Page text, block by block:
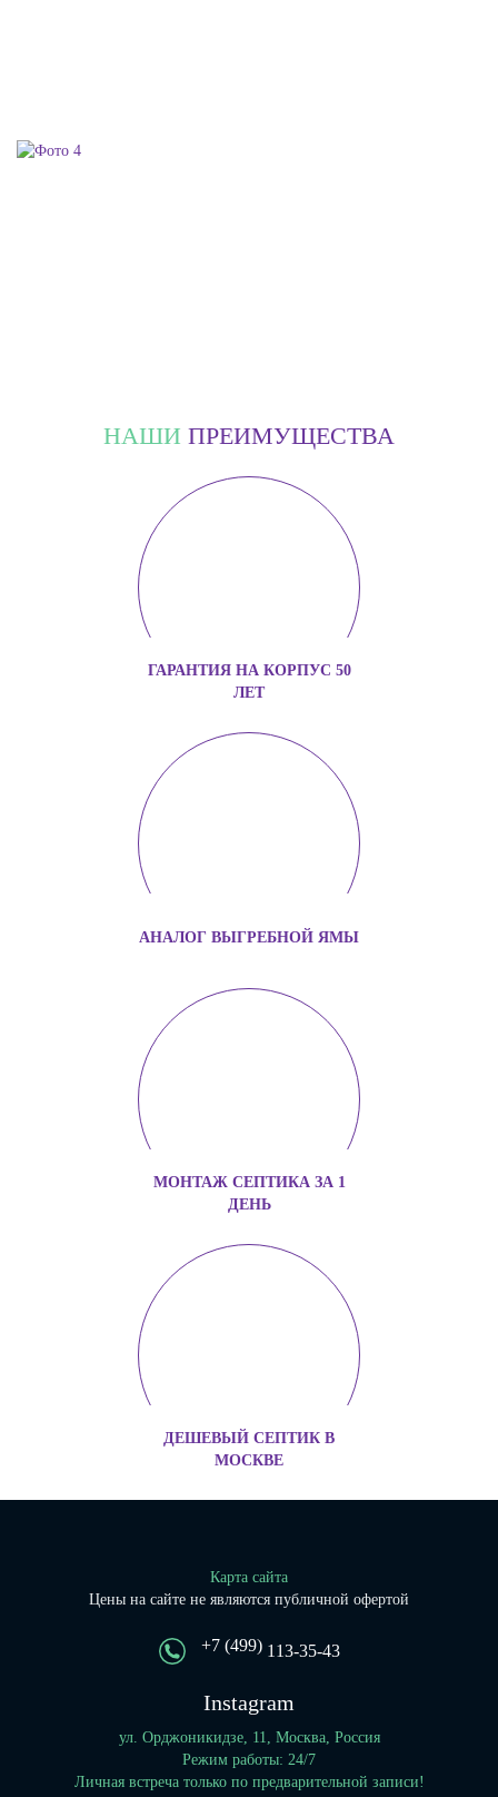
НАШИ ПРЕИМУЩЕСТВА
ГАРАНТИЯ НА КОРПУС 50
ЛЕТ
АНАЛОГ ВЫГРЕБНОЙ ЯМЫ
МОНТАЖ СЕПТИКА ЗА 1
ДЕНЬ
ДЕШЕВЫЙ СЕПТИК В
МОСКВЕ
Карта сайта
Цены на сайте не являются публичной офертой
+7 (499)113-35-43
Instagram
ул. Орджоникидзе, 11, Москва, Россия
Режим работы: 24/7
Личная встреча только по предварительной записи!